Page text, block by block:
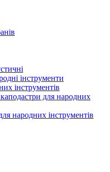
інструменти
інструментів
для народних
народних інструментів